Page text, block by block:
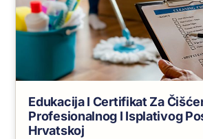
Edukacija I Certifikat Za
Profesionalnog I Isplativog
Hrvatskoj